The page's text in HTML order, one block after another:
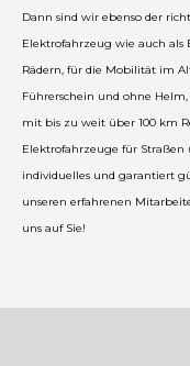
Dann sind wir ebenso der
Elektrofahrzeug wie auch
Rädern, für die Mobilität im
Führerschein und ohne
mit bis zu weit über 100 km
Elektrofahrzeuge für Straßen
individuelles und garantiert
unseren erfahrenen
uns auf Sie!